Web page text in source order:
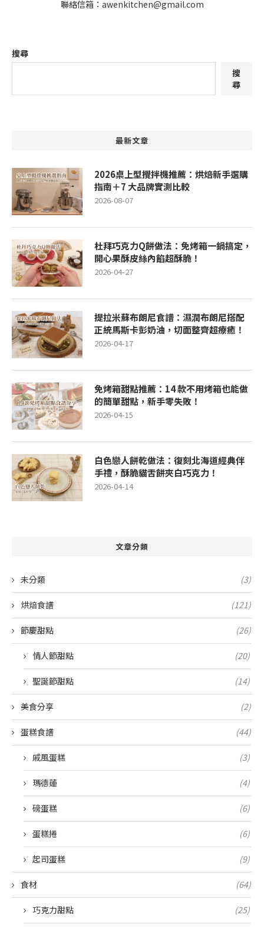
聯絡信箱：awenkitchen@gmail.com
搜尋
搜
尋
最新文章
2026桌上型攪拌機推薦：烘焙新手選購
指南＋7 大品牌實測比較
2026-08-07
杜拜巧克力Q餅做法：免烤箱一鍋搞定，
開心果酥皮絲內餡超酥脆！
2026-04-27
提拉米蘇布朗尼食譜：濕潤布朗尼搭配
正統馬斯卡彭奶油，切面整齊超療癒！
2026-04-17
免烤箱甜點推薦：14 款不用烤箱也能做
的簡單甜點，新手零失敗！
2026-04-15
白色戀人餅乾做法：復刻北海道經典伴
手禮，酥脆貓舌餅夾白巧克力！
2026-04-14
文章分類
未分類 (3)
烘焙食譜 (121)
節慶甜點 (26)
情人節甜點 (20)
聖誕節甜點 (14)
美食分享 (2)
蛋糕食譜 (44)
戚風蛋糕 (3)
瑪德蓮 (4)
磅蛋糕 (6)
蛋糕捲 (6)
起司蛋糕 (9)
食材 (64)
巧克力甜點 (25)